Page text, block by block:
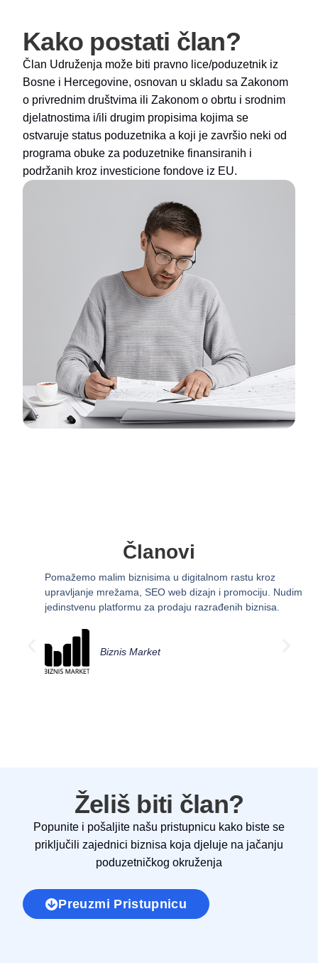
Kako postati član?
Član Udruženja može biti pravno lice/poduzetnik iz
Bosne i Hercegovine, osnovan u skladu sa Zakonom
o privrednim društvima ili Zakonom o obrtu i srodnim
djelatnostima i/ili drugim propisima kojima se
ostvaruje status poduzetnika a koji je završio neki od
programa obuke za poduzetnike finansiranih i
podržanih kroz investicione fondove iz EU.
Članovi
Pomažemo malim biznisima u digitalnom rastu kroz
upravljanje mrežama, SEO web dizajn i promociju. Nudimo i
jedinstvenu platformu za prodaju razrađenih biznisa.
Biznis Market
Želiš biti član?
Popunite i pošaljite našu pristupnicu kako biste se
priključili zajednici biznisa koja djeluje na jačanju
poduzetničkog okruženja
Preuzmi Pristupnicu